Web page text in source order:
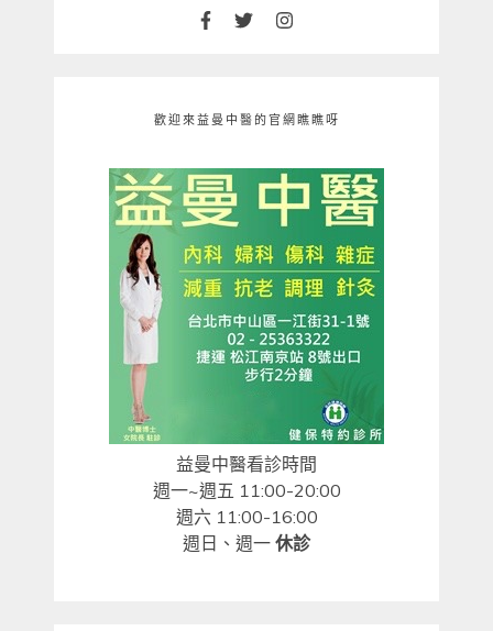
歡迎來益曼中醫的官網瞧瞧呀
益曼中醫看診時間
週一~週五 11:00-20:00
週六 11:00-16:00
週日、週一 休診